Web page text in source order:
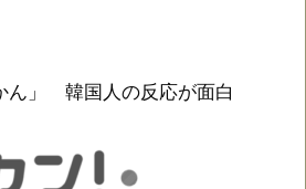
ん」 韓国人の反応が面白